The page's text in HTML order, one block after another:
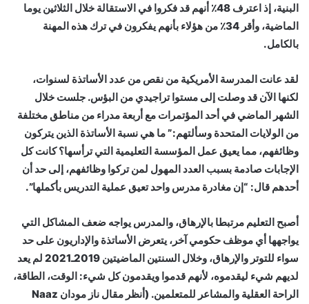
البنية، إذ اعترف 48٪ أنهم قد فكروا في الاستقالة خلال الثلاثين يوما
الماضية، وأقر 34٪ من هؤلاء بأنهم يفكرون في ترك هذه المهنة
بالكامل.
لقد عانت المدرسة الأمريكية من نقص من عدد الأساتذة لسنوات،
لكنها الآن قد وصلت إلى مستوا تراجيدي من البؤس. جلست خلال
الشهر الماضي في أحد المؤتمرات مع أربعة مدراء من مناطق مختلفة
من الولايات المتحدة وسألتهم:” ما هي نسبة الأساتذة الذين يتركون
وظائفهم، مما يعيق عمل المؤسسة التعليمية التي ترأسها؟ كانت كل
الإجابات صادمة بسبب العدد المهول لمن تركوا وظائفهم، إلى حد أن
أحدهم قال: “إن مغادرة مدرس واحد تعيق عملية التدريس بأكملها”.
أصبح التعليم مرتبطا بالإرهاق، والمدرس يواجه ضعف المشاكل التي
يواجهها أي موظف حكومي آخر، يتعرض الأساتذة والإداريون على حد
سواء للتوتر والإرهاق، وخلال السنتين الماضيتين 2019ـ2021 لم يعد
لديهم شيء ليقدموه، لأنهم قدموا ويقدمون كل شيء: الوقت، الطاقة،
الراحة العقلية والمشاعر للمتعلمين. (أنظر مقال ناز مودان Naaz